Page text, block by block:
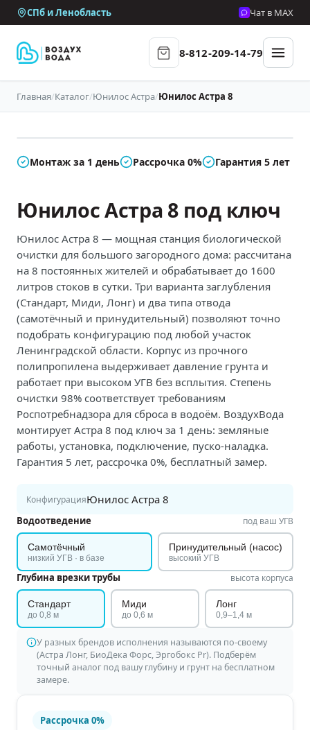
СПб и Ленобласть Чат в MAX
8-812-209-14-79
Главная/Каталог/Юнилос Астра/Юнилос Астра 8
В наличии
Монтаж за 1 день Рассрочка 0% Гарантия 5 лет
Юнилос Астра 8 под ключ
Юнилос Астра 8 — мощная станция биологической
очистки для большого загородного дома: рассчитана
на 8 постоянных жителей и обрабатывает до 1600
литров стоков в сутки. Три варианта заглубления
(Стандарт, Миди, Лонг) и два типа отвода
(самотёчный и принудительный) позволяют точно
подобрать конфигурацию под любой участок
Ленинградской области. Корпус из прочного
полипропилена выдерживает давление грунта и
работает при высоком УГВ без всплытия. Степень
очистки 98% соответствует требованиям
Роспотребнадзора для сброса в водоём. ВоздухВода
монтирует Астра 8 под ключ за 1 день: земляные
работы, установка, подключение, пуско-наладка.
Гарантия 5 лет, рассрочка 0%, бесплатный замер.
КонфигурацияЮнилос Астра 8
Водоотведение под ваш УГВ
Самотёчный
низкий УГВ · в базе
Принудительный (насос)
высокий УГВ
Глубина врезки трубы высота корпуса
Стандарт
до 0,8 м
Миди
до 0,6 м
Лонг
0,9–1,4 м
У разных брендов исполнения называются по-своему
(Астра Лонг, БиоДека Форс, Эргобокс Pr). Подберём
точный аналог под вашу глубину и грунт на бесплатном
замере.
Рассрочка 0%